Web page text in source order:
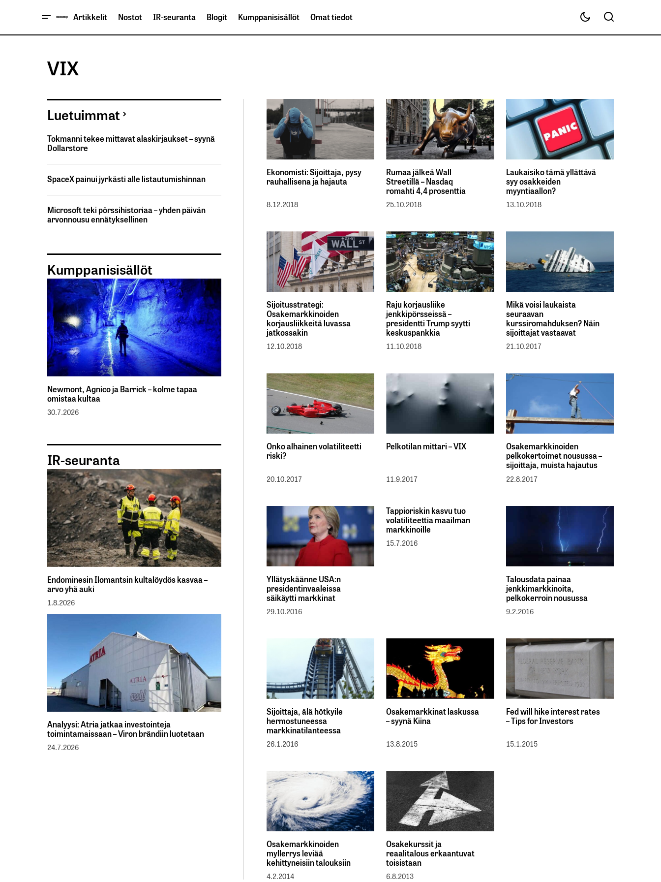
Artikkelit Nostot IR-seuranta Blogit Kumppanisisällöt Omat tiedot
VIX
Ekonomisti: Sijoittaja, pysy
rauhallisena ja hajauta
8.12.2018
Rumaa jälkeä Wall
Streetillä – Nasdaq
romahti 4,4 prosenttia
25.10.2018
Laukaisiko tämä yllättävä
syy osakkeiden
myyntiaallon?
13.10.2018
Sijoitusstrategi:
Osakemarkkinoiden
korjausliikkeitä luvassa
jatkossakin
12.10.2018
Raju korjausliike
jenkkipörsseissä –
presidentti Trump syytti
keskuspankkia
11.10.2018
Mikä voisi laukaista
seuraavan
kurssiromahduksen? Näin
sijoittajat vastaavat
21.10.2017
Onko alhainen volatiliteetti
riski?
20.10.2017
Pelkotilan mittari – VIX
11.9.2017
Osakemarkkinoiden
pelkokertoimet nousussa –
sijoittaja, muista hajautus
22.8.2017
Yllätyskäänne USA:n
presidentinvaaleissa
säikäytti markkinat
29.10.2016
Tappioriskin kasvu tuo
volatiliteettia maailman
markkinoille
15.7.2016
Talousdata painaa
jenkkimarkkinoita,
pelkokerroin nousussa
9.2.2016
Sijoittaja, älä hötkyile
hermostuneessa
markkinatilanteessa
26.1.2016
Osakemarkkinat laskussa
– syynä Kiina
13.8.2015
Fed will hike interest rates
– Tips for Investors
15.1.2015
Osakemarkkinoiden
myllerrys leviää
kehittyneisiin talouksiin
4.2.2014
Osakekurssit ja
reaalitalous erkaantuvat
toisistaan
6.8.2013
Luetuimmat
Tokmanni tekee mittavat alaskirjaukset – syynä
Dollarstore
SpaceX painui jyrkästi alle listautumishinnan
Microsoft teki pörssihistoriaa – yhden päivän
arvonnousu ennätyksellinen
Kumppanisisällöt
Newmont, Agnico ja Barrick – kolme tapaa
omistaa kultaa
30.7.2026
IR-seuranta
Endominesin Ilomantsin kultalöydös kasvaa –
arvo yhä auki
1.8.2026
Analyysi: Atria jatkaa investointeja
toimintamaissaan – Viron brändiin luotetaan
24.7.2026